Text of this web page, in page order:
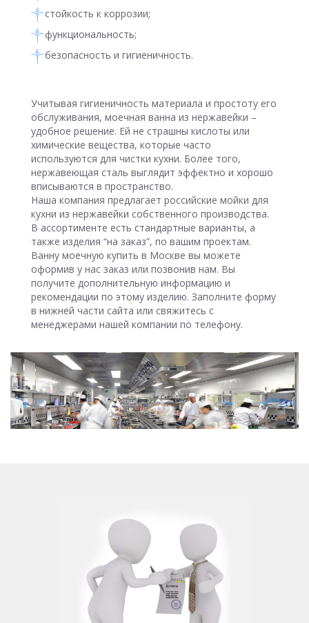
стойкость к коррозии;
функциональность;
безопасность и гигиеничность.
Учитывая гигиеничность материала и простоту его
обслуживания, моечная ванна из нержавейки –
удобное решение. Ей не страшны кислоты или
химические вещества, которые часто
используются для чистки кухни. Более того,
нержавеющая сталь выглядит эффектно и хорошо
вписываются в пространство.
Наша компания предлагает российские мойки для
кухни из нержавейки собственного производства.
В ассортименте есть стандартные варианты, а
также изделия “на заказ”, по вашим проектам.
Ванну моечную купить в Москве вы можете
оформив у нас заказ или позвонив нам. Вы
получите дополнительную информацию и
рекомендации по этому изделию. Заполните форму
в нижней части сайта или свяжитесь с
менеджерами нашей компании по телефону.